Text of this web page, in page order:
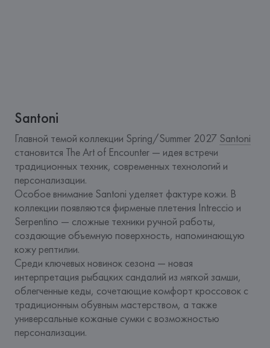
Santoni
Главной темой коллекции Spring/Summer 2027 Santoni
становится The Art of Encounter — идея встречи
традиционных техник, современных технологий и
персонализации.
Особое внимание Santoni уделяет фактуре кожи. В
коллекции появляются фирменые плетения Intreccio и
Serpentino — сложные техники ручной работы,
создающие объемную поверхность, напоминающую
кожу рептилии.
Среди ключевых новинок сезона — новая
интерпретация рыбацких сандалий из мягкой замши,
облегченные кеды, сочетающие комфорт кроссовок с
традиционным обувным мастерством, а также
универсальные кожаные сумки с возможностью
персонализации.